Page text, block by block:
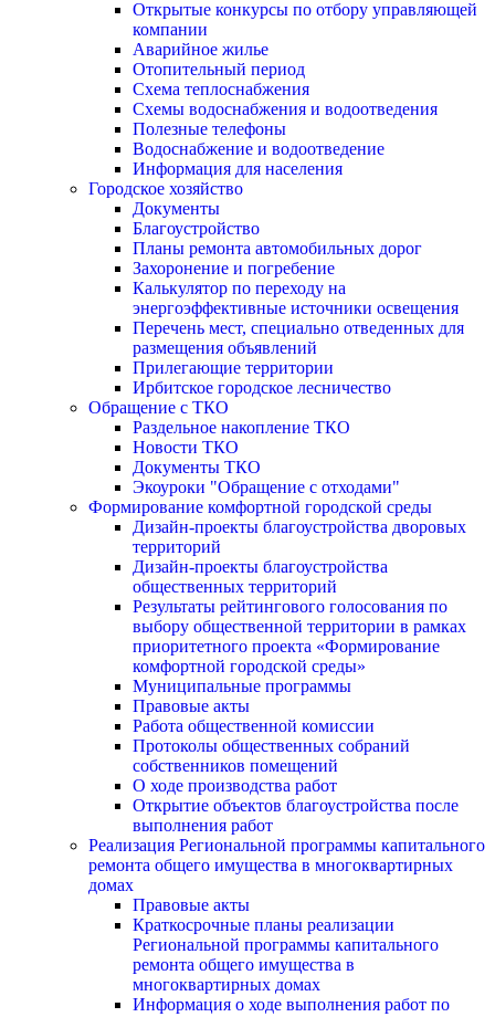
Открытые конкурсы по отбору управляющей
компании
Аварийное жилье
Отопительный период
Схема теплоснабжения
Схемы водоснабжения и водоотведения
Полезные телефоны
Водоснабжение и водоотведение
Информация для населения
Городское хозяйство
Документы
Благоустройство
Планы ремонта автомобильных дорог
Захоронение и погребение
Калькулятор по переходу на
энергоэффективные источники освещения
Перечень мест, специально отведенных для
размещения объявлений
Прилегающие территории
Ирбитское городское лесничество
Обращение с ТКО
Раздельное накопление ТКО
Новости ТКО
Документы ТКО
Экоуроки "Обращение с отходами"
Формирование комфортной городской среды
Дизайн-проекты благоустройства дворовых
территорий
Дизайн-проекты благоустройства
общественных территорий
Результаты рейтингового голосования по
выбору общественной территории в рамках
приоритетного проекта «Формирование
комфортной городской среды»
Муниципальные программы
Правовые акты
Работа общественной комиссии
Протоколы общественных собраний
собственников помещений
О ходе производства работ
Открытие объектов благоустройства после
выполнения работ
Реализация Региональной программы капитального
ремонта общего имущества в многоквартирных
домах
Правовые акты
Краткосрочные планы реализации
Региональной программы капитального
ремонта общего имущества в
многоквартирных домах
Информация о ходе выполнения работ по